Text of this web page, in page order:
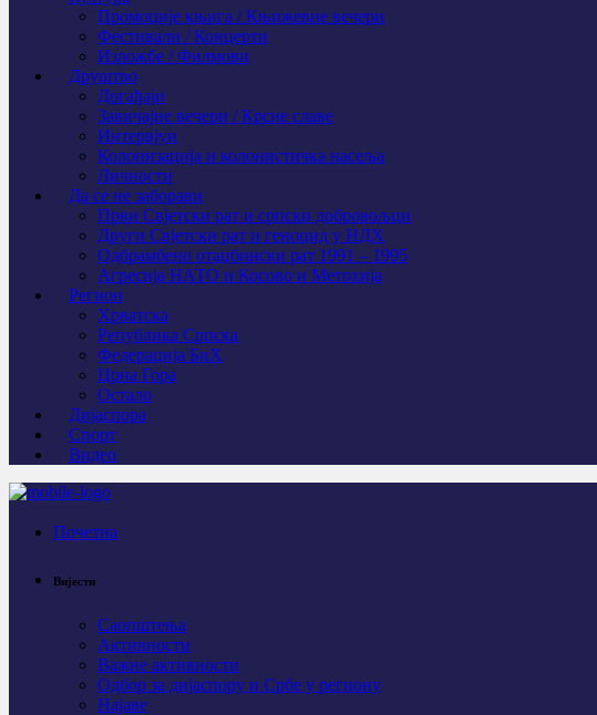
Промоције књига / Књижевне вечери
Фестивали / Концерти
Изложбе / Филмови
Друштво
Догађаји
Завичајне вечери / Крсне славе
Интервјуи
Колонизација и колонистичка насеља
Личности
Да се не заборави
Први Свјeтски рат и српски добровољци
Други Свјетски рат и геноцид у НДХ
Одбрамбено отаџбински рат 1991 – 1995
Агресија НАТО и Косово и Метохија
Регион
Хрватска
Република Српска
Федерација БиХ
Црна Гора
Остало
Дијаспора
Спорт
Видео
Почетна
Вијести
Саопштења
Активности
Важне активности
Одбор за дијаспору и Србе у региону
Најаве